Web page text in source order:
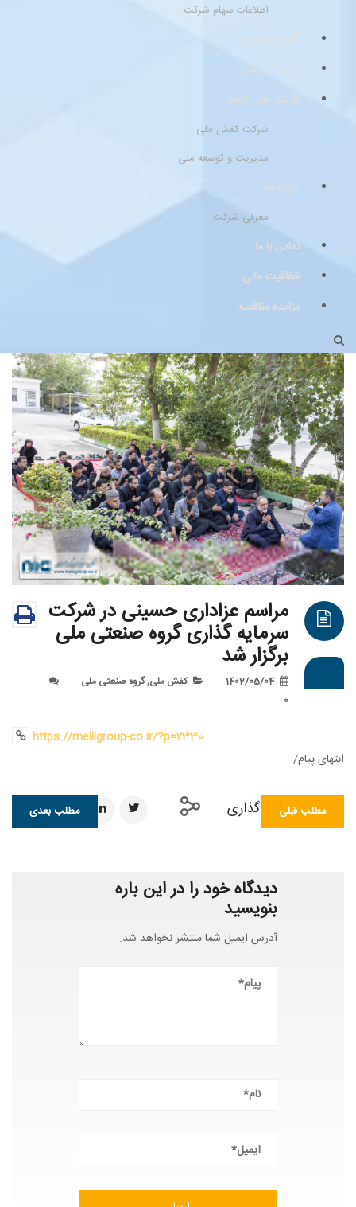
اطلاعات سهام شرکت
گالری تصاویر
پیام مدیرعامل
شرکت های تابعه
شرکت کفش ملی
مدیریت و توسعه ملی
درباره ما
معرفی شرکت
تماس با ما
شفافیت مالی
مزایده مناقصه
مراسم عزاداری حسینی در شرکت
سرمایه گذاری گروه صنعتی ملی
برگزار شد
کفش ملی,گروه صنعتی ملی
https://melligroup-co.ir/?p=2330
پیام/
اشتراک گذاری
قبلی مطلب بعدی
دیدگاه خود را در این باره
بنویسید
آدرس ایمیل شما منتشر نخواهد شد.